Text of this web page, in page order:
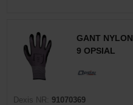
GANT
9 OPSIAL
Dexis NR:
91070369